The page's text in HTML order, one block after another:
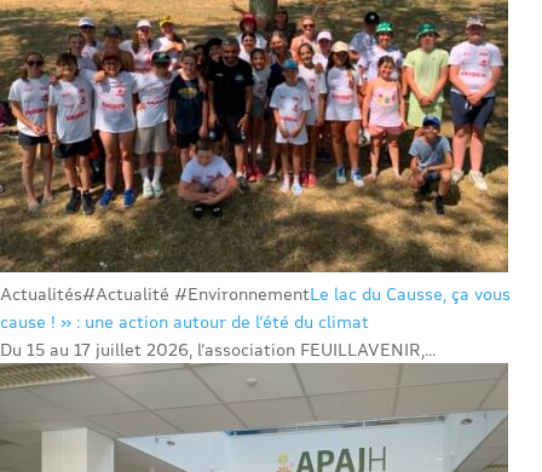
Actualités#Actualité #EnvironnementLe lac du Causse, ça vous
cause ! » : une action autour de l’été du climat
Du 15 au 17 juillet 2026, l’association FEUILLAVENIR,...